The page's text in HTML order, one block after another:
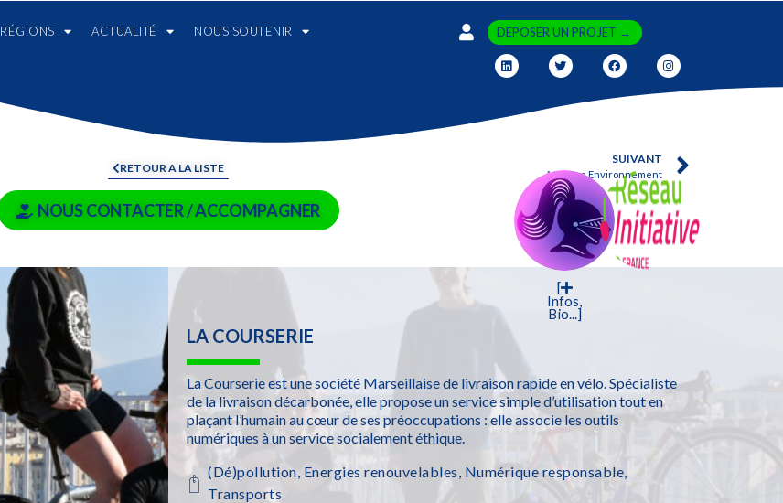
RÉGIONS ACTUALITÉ NOUS SOUTENIR DEPOSER UN PROJET →
RETOUR A LA LISTE
SUIVANT
Apeyron Environnement
NOUS CONTACTER / ACCOMPAGNER
[
Infos,
Bio...]
LA COURSERIE
La Courserie est une société Marseillaise de livraison rapide en vélo. Spécialiste
de la livraison décarbonée, elle propose un service simple d’utilisation tout en
plaçant l’humain au cœur de ses préoccupations : elle associe les outils
numériques à un service socialement éthique.
(Dé)pollution, Energies renouvelables, Numérique responsable,
Transports